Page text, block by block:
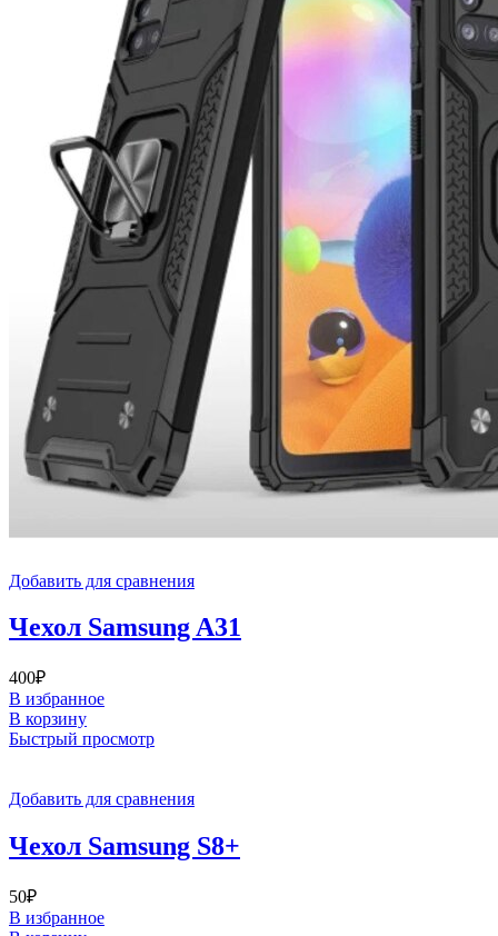
Добавить для сравнения
Чехол Samsung A31
400₽
В избранное
В корзину
Быстрый просмотр
Добавить для сравнения
Чехол Samsung S8+
50₽
В избранное